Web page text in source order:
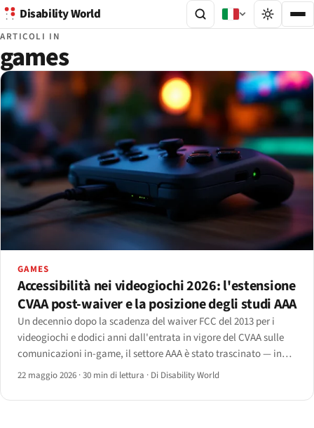
Disability World
ARTICOLI IN
games
GAMES
Accessibilità nei videogiochi 2026: l'estensione
CVAA post-waiver e la posizione degli studi AAA
Un decennio dopo la scadenza del waiver FCC del 2013 per i
videogiochi e dodici anni dall'entrata in vigore del CVAA sulle
comunicazioni in-game, il settore AAA è stato trascinato — in
modo disomogeneo, a volte riluttante — verso una base di
22 maggio 2026 ·30 min di lettura · Di Disability World